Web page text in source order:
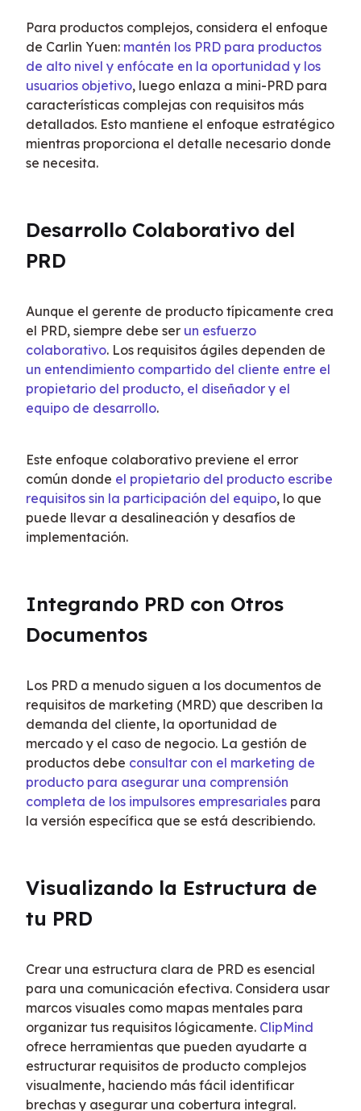
Para productos complejos, considera el enfoque
de Carlin Yuen: mantén los PRD para productos
de alto nivel y enfócate en la oportunidad y los
usuarios objetivo, luego enlaza a mini-PRD para
características complejas con requisitos más
detallados. Esto mantiene el enfoque estratégico
mientras proporciona el detalle necesario donde
se necesita.
Desarrollo Colaborativo del
PRD
Aunque el gerente de producto típicamente crea
el PRD, siempre debe ser un esfuerzo
colaborativo
un entendimiento compartido del cliente entre el
propietario del producto, el diseñador y el
equipo de desarrollo.
Este enfoque colaborativo previene el error
común donde el propietario del producto escribe
requisitos sin la participación del equipo, lo que
puede llevar a desalineación y desafíos de
implementación.
Integrando PRD con Otros
Documentos
Los PRD a menudo siguen a los documentos de
requisitos de marketing (MRD) que describen la
demanda del cliente, la oportunidad de
mercado y el caso de negocio. La gestión de
productos debe consultar con el marketing de
producto para asegurar una comprensión
completa de los impulsores empresariales para
la versión específica que se está describiendo.
Visualizando la Estructura de
tu PRD
Crear una estructura clara de PRD es esencial
para una comunicación efectiva. Considera usar
marcos visuales como mapas mentales para
organizar tus requisitos lógicamente. ClipMind
ofrece herramientas que pueden ayudarte a
estructurar requisitos de producto complejos
visualmente, haciendo más fácil identificar
brechas y asegurar una cobertura integral.